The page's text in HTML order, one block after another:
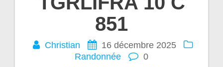
851
Christian
16 décembre 2025
Randonnée
0
Navigation
l’article